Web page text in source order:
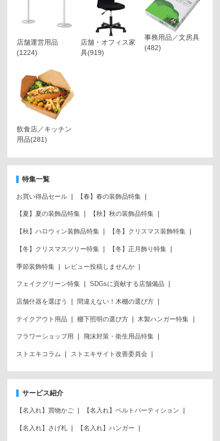
店舗運営用品
(1224)
店舗・オフィス家
具(919)
事務用品／文房具
(482)
飲食店／キッチン
用品(281)
特集一覧
お買い得品セール 【春】春の装飾品特集
【夏】夏の装飾品特集 【秋】秋の装飾品特集
【秋】ハロウィン装飾品特集 【冬】クリスマス装飾特集
【冬】クリスマスツリー特集 【冬】正月飾り特集
季節装飾特集 レビュー投稿しませんか
フェイクグリーン特集 SDGsに貢献する店舗備品
店舗什器を選ぼう 間違えない！木棚の選び方
テイクアウト用品 棚下照明の選び方 木製ハンガー特集
フラワーショップ用 飛沫対策・衛生用品特集
ストエキコラム ストエキサイト改善委員会
サービス紹介
【名入れ】買物かご 【名入れ】ベルトパーティション
【名入れ】さげ札 【名入れ】ハンガー